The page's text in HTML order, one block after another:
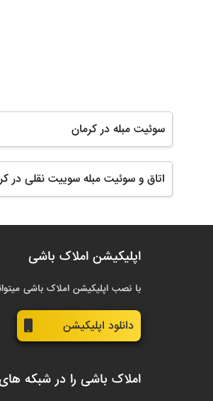
سوئیت مبله در کرمان
اتاق و سوئیت مبله سوییت نقلی در
اپلیکیشن املاک باشی
با نصب اپلیکیشن املاک باشی
دانلود اپلیکیشن
املاک باشی را در شبکه